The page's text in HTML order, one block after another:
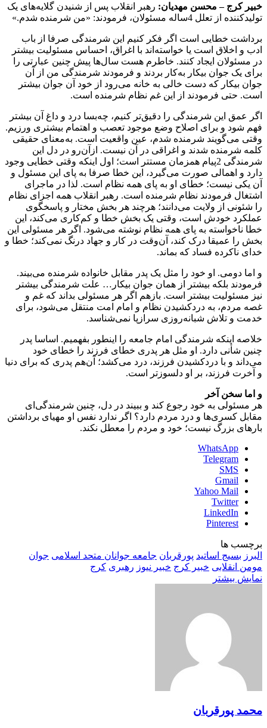
خبیر کرج – محسن مهدیان: رهبر انقلاب پس از شنیدن گلایه‌های یک
تولیدکننده از تعلل 4ساله مسئولان، فرمودند: «من شرمنده شدم.»
برداشت خطایی است اگر فکر کنیم این شرمندگی صرفا از باب
ادب و اخلاق است یا خواسته‌اند با اغراق، احساس مسئولیت بیشتر
در مسئولان ایجاد کنند. خاطرم هست سال‌ها پیش چنین عبارتی را
برای یک جوان بیکار به‌کار بردند و فرمودند شرمندگی من از آن
جوان بیکار که دست خالی به خانه می‌رود از خود آن جوان بیشتر
است. حتی فرمودند از این غم نظام شرمنده است.
اگر عمق این شرمندگی را دقیق‌تر کنیم، چه‌بسا درد و داغ آن بیشتر
فهم شود و برای اصلاح وضع موجود تعصب و اهتمام بیشتری ورزیم.
وقتی می‌گویند شرمنده شدم، عین واقعیت است. به‌معنای حقیقی
کلمه شرمنده شدند و اغراقی در آن نیست. ازآن‌رو در دل این
شرمندگی 2پیام همزمان مستتر است؛ اول اینکه وقتی خطایی وجود
دارد و اهمالی صورت می‌گیرد، این خطا صرفا به پای این مسئول و
آن یکی نیست؛ خطای او به پای همه نظام است. لذا در ماجرای
اشتغال فرمودند نظام شرمنده است. رهبر انقلاب همه اجزای نظام
را شئونی از ولایت می‌دانند؛ هرچند هر بخش مختار و پاسخگوی
عملکرد خودش است، وقتی یک بخش خطا و کم‌کاری می‌کند، این
خطا ناخواسته به پای همه نظام نوشته می‌شود. اگر هر مسئولی این
بخش را عمیقا درک کند، آن‌وقت در کار و جهاد درنگ نمی‌کند؛ خطا و
خدای ناکرده فساد که بماند.
و اما دومی. او خود را مثل یک پدر مقابل خانواده شرمنده می‌بیند.
فرمودند بلکه بیشتر از همان جوان بیکار… علت شرمندگی بیشتر
نیز مسئولیت بیشتر است. بازهم اگر هر مسئولی بداند که غم و
غصه مردم، به درد‌کشیدن نظام و امام امت منتقل می‌شود، برای
خدمت و تلاش شبانه‌روزی سرازپا نمی‌شناسد.
خلاصه اینکه شرمندگی امام جامعه را اینطور بفهمیم. اساسا پدر
چنین شأنی دارد. او مثل هر پدری خطای فرزند را خطای خود
می‌داند و با درد‌کشیدن فرزند، درد می‌کشد؛ آن‌هم پدری که برای دنیا
و آخرت فرزند، بر او دلسوزتر است.
و اما سخن آخر
هر مسئولی به خود رجوع کند و ببیند در دل، چنین شرمندگی‌ای
مقابل کسری‌ها و درد مردم دارد؟ اگر ندارد نفس او مهیای برداشتن
بارهای بزرگ نیست؛ خود و مردم را معطل نکند.
WhatsApp
Telegram
SMS
Gmail
Yahoo Mail
Twitter
LinkedIn
Pinterest
برچسب ها
البرز بسیج اساتید پورقربان جامعه جوانان متحد اسلامی جوان
مومن انقلابی خبیر کرج خبیر نیوز رهبری کرج
نمایش بیشتر
محمد پورقربان